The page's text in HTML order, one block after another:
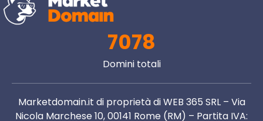
7078
Domini totali
Marketdomain.it di proprietà di WEB 365 SRL – Via
Nicola Marchese 10, 00141 Rome (RM) – Partita IVA: